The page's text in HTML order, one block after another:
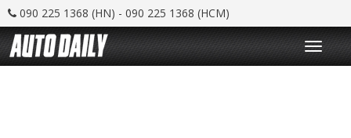
090 225 1368 (HN) - 090 225 1368 (HCM)
T
o
g